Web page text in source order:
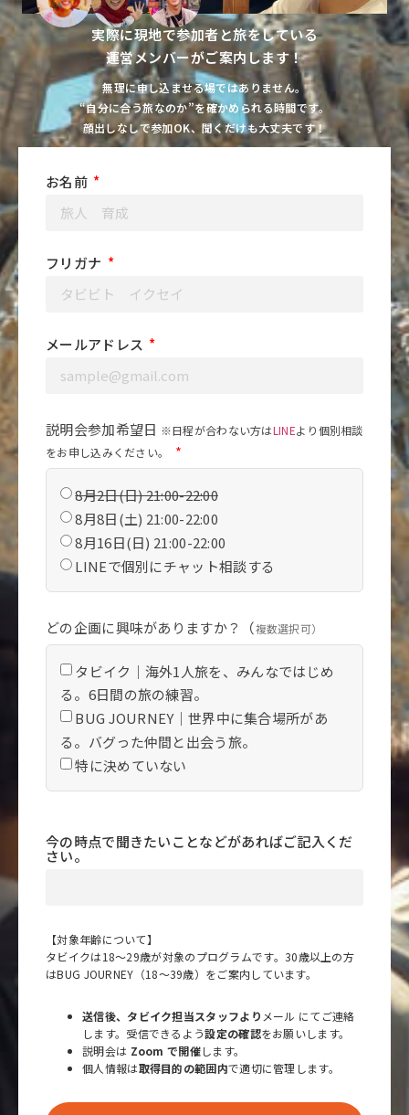
実際に現地で参加者と旅をしている
運営メンバーがご案内します！
無理に申し込ませる場ではありません。
“自分に合う旅なのか”を確かめられる時間です。
顔出しなしで参加OK、聞くだけも大丈夫です！
お名前
フリガナ
メールアドレス
説明会参加希望日 ※日程が合わない方はLINEより個別相談
をお申し込みください。
8月2日(日) 21:00-22:00
8月8日(土) 21:00-22:00
8月16日(日) 21:00-22:00
LINEで個別にチャット相談する
どの企画に興味がありますか？（複数選択可）
タビイク｜海外1人旅を、みんなではじめ
る。6日間の旅の練習。
BUG JOURNEY｜世界中に集合場所があ
る。バグった仲間と出会う旅。
特に決めていない
今の時点で聞きたいことなどがあればご記入くだ
さい。
【対象年齢について】
タビイクは18〜29歳が対象のプログラムです。30歳以上の方
はBUG JOURNEY（18〜39歳）をご案内しています。
送信後、タビイク担当スタッフより メール にてご連絡
します。受信できるよう設定の確認をお願いします。
説明会は Zoom で開催します。
個人情報は取得目的の範囲内で適切に管理します。